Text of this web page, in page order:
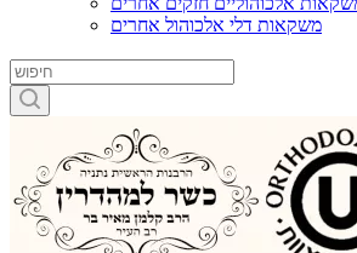
משקאות דלי אלכוהול אחרים